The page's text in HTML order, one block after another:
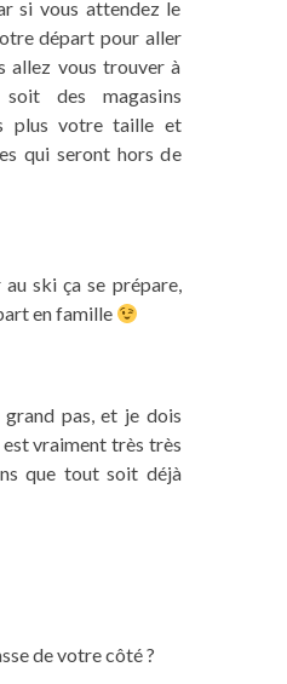
si vous attendez le
départ pour aller
allez vous trouver à
des magasins
plus votre taille et
qui seront hors de
ski ça se prépare,
en famille
pas, et je dois
est vraiment très très
que tout soit déjà
de votre côté ?